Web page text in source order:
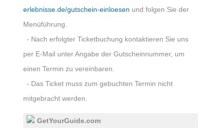
erlebnisse.de/gutschein-einloesen und folgen Sie der
Menüführung.
- Nach erfolgter Ticketbuchung kontaktieren Sie uns
per E-Mail unter Angabe der Gutscheinnummer, um
einen Termin zu vereinbaren.
- Das Ticket muss zum gebuchten Termin nicht
mitgebracht werden.
GetYourGuide.com